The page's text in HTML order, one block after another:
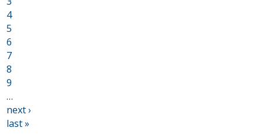
4
5
6
7
8
9
…
next ›
last »